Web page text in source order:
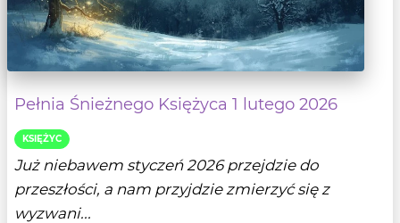
Pełnia Śnieżnego Księżyca 1 lutego 2026
KSIĘŻYC
Już niebawem styczeń 2026 przejdzie do
przeszłości, a nam przyjdzie zmierzyć się z
wyzwani...